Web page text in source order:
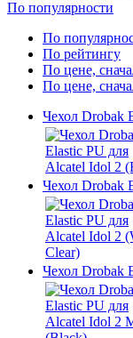
По популярности
По
По рейтингу
По цене,
По цене,
Чехол Drobak
Чехол Drobak
Чехол Drobak